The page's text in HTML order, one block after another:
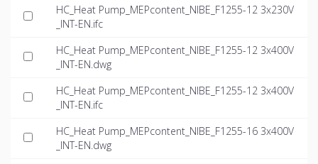
HC_Heat Pump_MEPcontent_NIBE_F1255-12 3x230V
_INT-EN.ifc
HC_Heat Pump_MEPcontent_NIBE_F1255-12 3x400V
_INT-EN.dwg
HC_Heat Pump_MEPcontent_NIBE_F1255-12 3x400V
_INT-EN.ifc
HC_Heat Pump_MEPcontent_NIBE_F1255-16 3x400V
_INT-EN.dwg